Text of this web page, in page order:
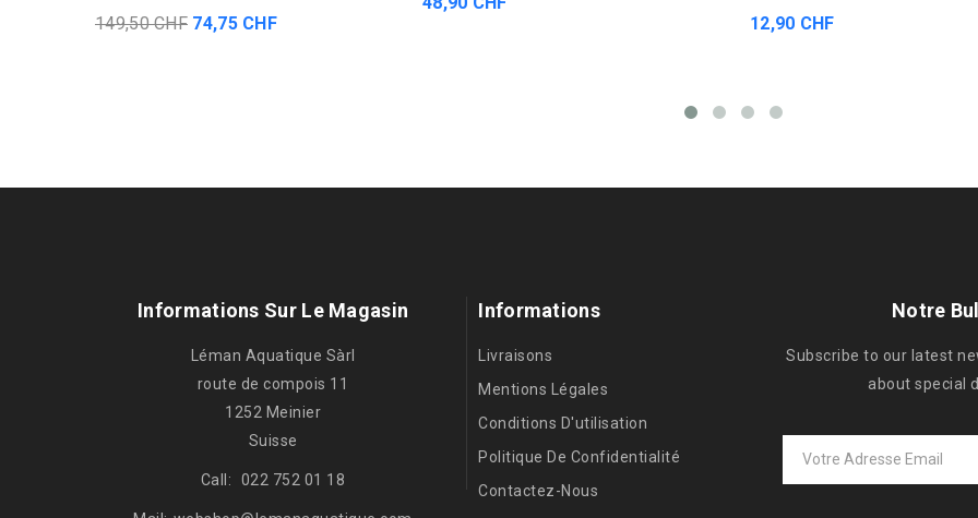
149,50 CHF 74,75 CHF 12,90 CHF
Informations Sur Le Magasin
Léman Aquatique Sàrl
route de compois 11
1252 Meinier
Suisse
Call: 022 752 01 18
Informations
Livraisons
Mentions Légales
Conditions D'utilisation
Politique De Confidentialité
Contactez-Nous
Notre
Subscribe to our latest
about special